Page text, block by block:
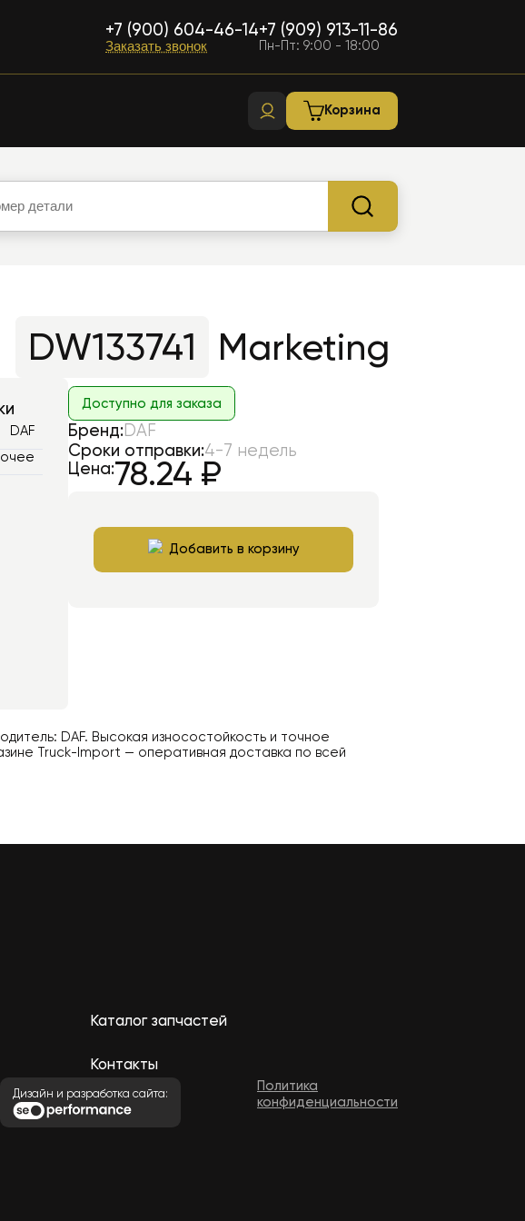
+7 (900) 604-46-14
Заказать звонок
+7 (909) 913-11-86
Пн-Пт: 9:00 - 18:00
Корзина
Marketing
DW133741
DAF
Доступно для заказа
Бренд:DAF
Сроки отправки:4-7 недель
Цена:78.24 ₽
Добавить в корзину
DAF. Высокая износостойкость и точное
Truck-Import — оперативная доставка по всей
Каталог запчастей
Контакты
Дизайн и разработка сайта:
Политика
конфиденциальности